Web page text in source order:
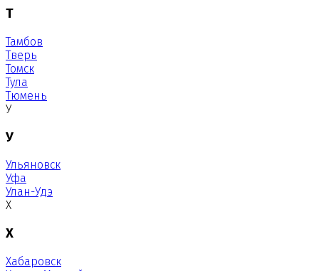
Т
Тамбов
Тверь
Томск
Тула
Тюмень
У
У
Ульяновск
Уфа
Улан-Удэ
Х
Х
Хабаровск